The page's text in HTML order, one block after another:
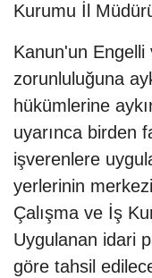
Kurumu İl
Kanun'un Engelli
zorunluluğuna
hükümlerine
uyarınca birden
işverenlere
yerlerinin
Çalışma ve İş
Uygulanan idari
göre tahsil